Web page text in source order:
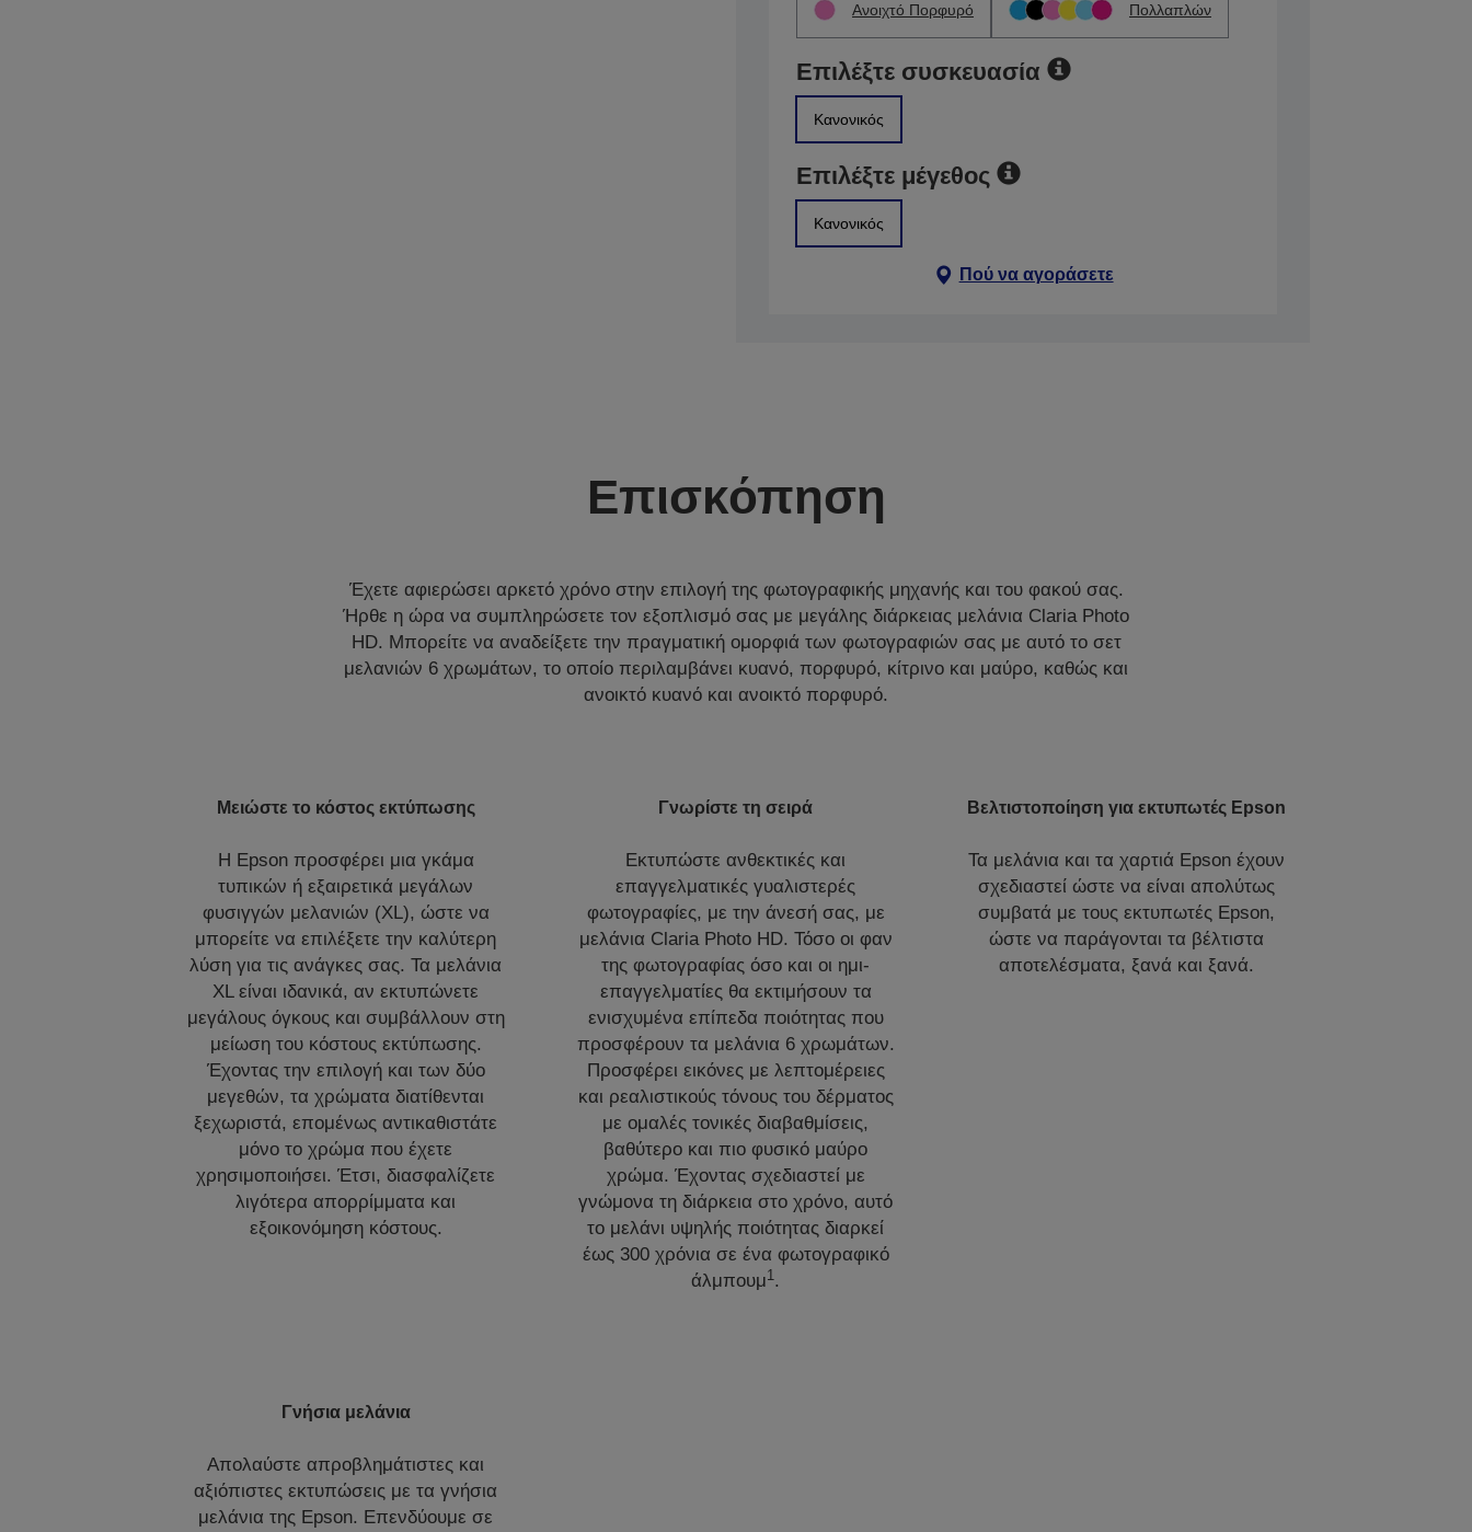
Ανοιχτό Πορφυρό Πολλαπλών
Επιλέξτε συσκευασία
Κανονικός
Επιλέξτε μέγεθος
Κανονικός
Πού να αγοράσετε
Επισκόπηση
Έχετε αφιερώσει αρκετό χρόνο στην επιλογή της φωτογραφικής μηχανής και του φακού σας.
Ήρθε η ώρα να συμπληρώσετε τον εξοπλισμό σας με μεγάλης διάρκειας μελάνια Claria Photo
HD. Μπορείτε να αναδείξετε την πραγματική ομορφιά των φωτογραφιών σας με αυτό το σετ
μελανιών 6 χρωμάτων, το οποίο περιλαμβάνει κυανό, πορφυρό, κίτρινο και μαύρο, καθώς και
ανοικτό κυανό και ανοικτό πορφυρό.
Μειώστε το κόστος εκτύπωσης
Η Epson προσφέρει μια γκάμα
τυπικών ή εξαιρετικά μεγάλων
φυσιγγών μελανιών (XL), ώστε να
μπορείτε να επιλέξετε την καλύτερη
λύση για τις ανάγκες σας. Τα μελάνια
XL είναι ιδανικά, αν εκτυπώνετε
μεγάλους όγκους και συμβάλλουν στη
μείωση του κόστους εκτύπωσης.
Έχοντας την επιλογή και των δύο
μεγεθών, τα χρώματα διατίθενται
ξεχωριστά, επομένως αντικαθιστάτε
μόνο το χρώμα που έχετε
χρησιμοποιήσει. Έτσι, διασφαλίζετε
λιγότερα απορρίμματα και
εξοικονόμηση κόστους.
Γνωρίστε τη σειρά
Εκτυπώστε ανθεκτικές και
επαγγελματικές γυαλιστερές
φωτογραφίες, με την άνεσή σας, με
μελάνια Claria Photo HD. Τόσο οι φαν
της φωτογραφίας όσο και οι ημι-
επαγγελματίες θα εκτιμήσουν τα
ενισχυμένα επίπεδα ποιότητας που
προσφέρουν τα μελάνια 6 χρωμάτων.
Προσφέρει εικόνες με λεπτομέρειες
και ρεαλιστικούς τόνους του δέρματος
με ομαλές τονικές διαβαθμίσεις,
βαθύτερο και πιο φυσικό μαύρο
χρώμα. Έχοντας σχεδιαστεί με
γνώμονα τη διάρκεια στο χρόνο, αυτό
το μελάνι υψηλής ποιότητας διαρκεί
έως 300 χρόνια σε ένα φωτογραφικό
άλμπουμ1 .
Βελτιστοποίηση για εκτυπωτές Epson
Τα μελάνια και τα χαρτιά Epson έχουν
σχεδιαστεί ώστε να είναι απολύτως
συμβατά με τους εκτυπωτές Epson,
ώστε να παράγονται τα βέλτιστα
αποτελέσματα, ξανά και ξανά.
Γνήσια μελάνια
Απολαύστε απροβλημάτιστες και
αξιόπιστες εκτυπώσεις με τα γνήσια
μελάνια της Epson. Επενδύουμε σε